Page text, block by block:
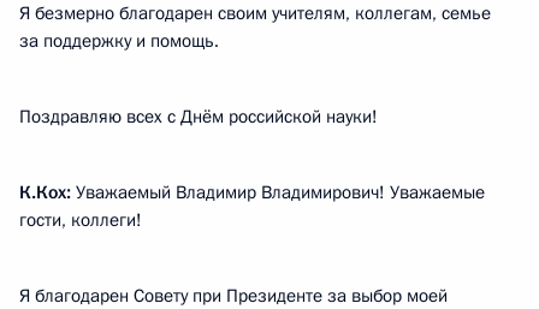
Я безмерно благодарен своим учителям, коллегам, семье
за поддержку и помощь.
Поздравляю всех с Днём российской науки!
К.Кох: Уважаемый Владимир Владимирович! Уважаемые
гости, коллеги!
Я благодарен Совету при Президенте за выбор моей